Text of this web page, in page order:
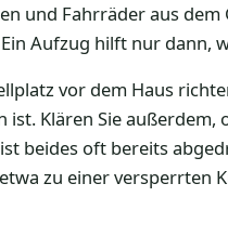
und Fahrräder aus
Aufzug hilft nur dann,
vor dem Haus
ist. Klären Sie
beides oft bereits
zu einer versperrten